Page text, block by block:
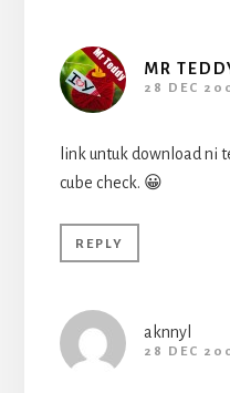
MR
28 DEC
link untuk download ni
cube check. 😀
REPLY
aknnyl
28 DEC